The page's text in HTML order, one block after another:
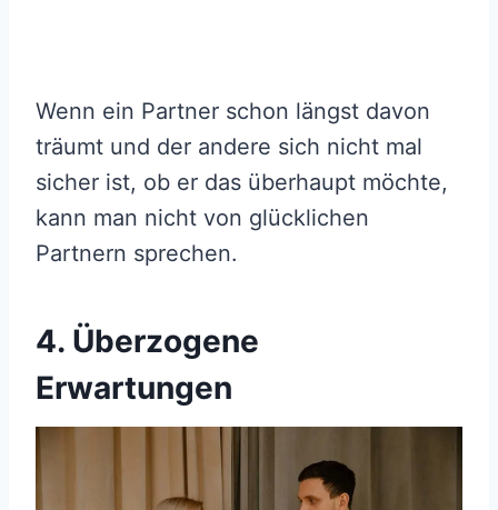
Wenn ein Partner schon längst davon
träumt und der andere sich nicht mal
sicher ist, ob er das überhaupt möchte,
kann man nicht von glücklichen
Partnern sprechen.
4. Überzogene
Erwartungen